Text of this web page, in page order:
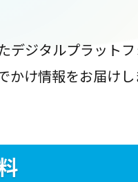
デジタルプラット
かけ情報をお届け